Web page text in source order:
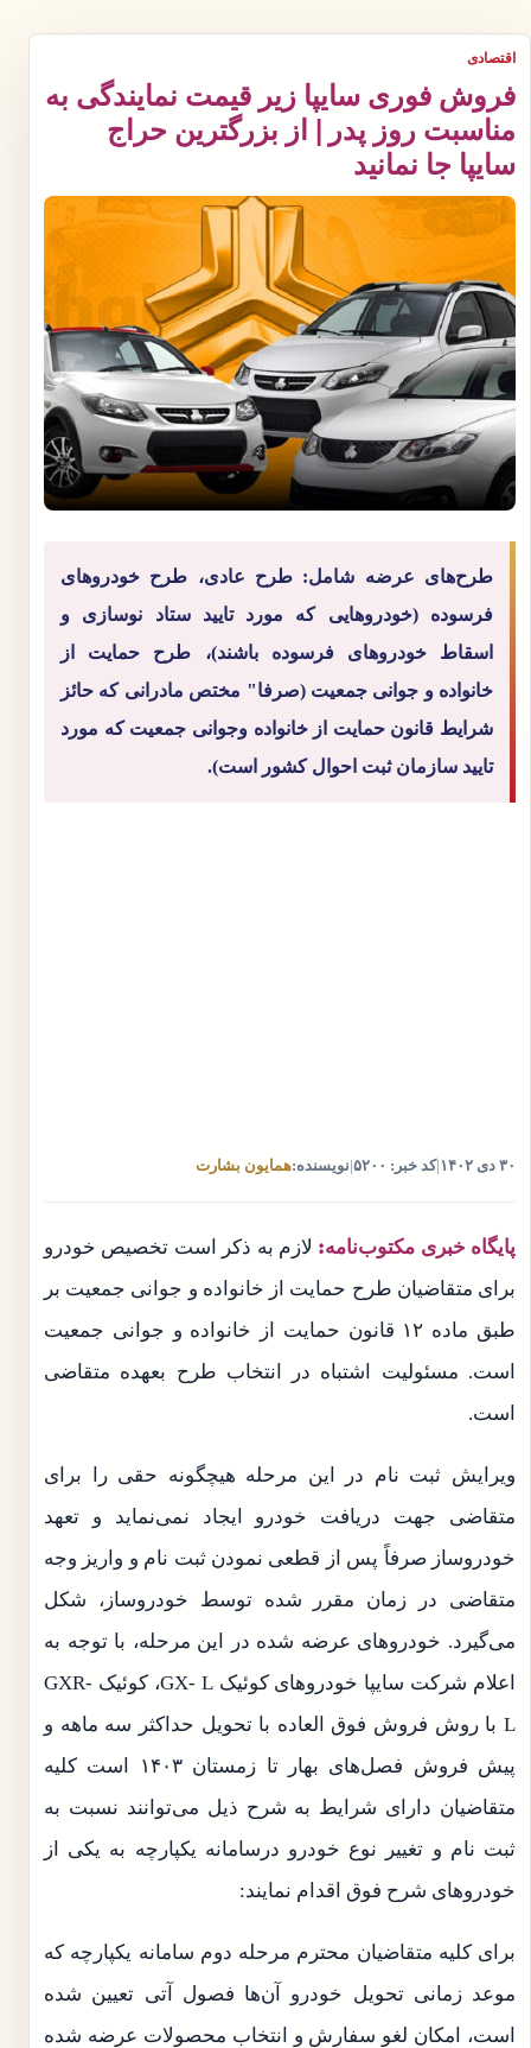
اقتصادی
فروش فوری سایپا زیر قیمت نمایندگی به
مناسبت روز پدر | از بزرگترین حراج
سایپا جا نمانید
طرح‌های عرضه شامل: طرح عادی، طرح خودروهای
فرسوده (خودروهایی که مورد تایید ستاد نوسازی و
اسقاط خودروهای فرسوده باشند)، طرح حمایت از
خانواده و جوانی جمعیت (صرفا" مختص مادرانی که حائز
شرایط قانون حمایت از خانواده وجوانی جمعیت که مورد
تایید سازمان ثبت احوال کشور است).
۳۰ دی ۱۴۰۲ |کد خبر: ۵۲۰۰ نویسنده:همایون بشارت
پایگاه خبری مکتوب‌نامه: لازم به ذکر است تخصیص خودرو
برای متقاضیان طرح حمایت از خانواده و جوانی جمعیت بر
طبق ماده ۱۲ قانون حمایت از خانواده و جوانی جمعیت
است. مسئولیت اشتباه در انتخاب طرح بعهده متقاضی
است.
ویرایش ثبت نام در این مرحله هیچگونه حقی را برای
متقاضی جهت دریافت خودرو ایجاد نمی‌نماید و تعهد
خودروساز صرفاً پس از قطعی نمودن ثبت نام و واریز وجه
متقاضی در زمان مقرر شده توسط خودروساز، شکل
می‌گیرد. خودروهای عرضه شده در این مرحله، با توجه به
اعلام شرکت سایپا خودروهای کوئیک GX- L، کوئیک GXR-
L با روش فروش فوق العاده با تحویل حداکثر سه ماهه و
پیش فروش فصل‌های بهار تا زمستان ۱۴۰۳ است کلیه
متقاضیان دارای شرایط به شرح ذیل می‌توانند نسبت به
ثبت نام و تغییر نوع خودرو درسامانه یکپارچه به یکی از
خودروهای شرح فوق اقدام نمایند:
برای کلیه متقاضیان محترم مرحله دوم سامانه یکپارچه که
موعد زمانی تحویل خودرو آن‌ها فصول آتی تعیین شده
است، امکان لغو سفارش و انتخاب محصولات عرضه شده